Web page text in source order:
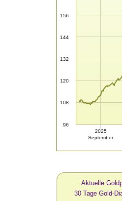
96
108
120
132
144
156
2025
September
Aktuelle
30 Tage Gold-